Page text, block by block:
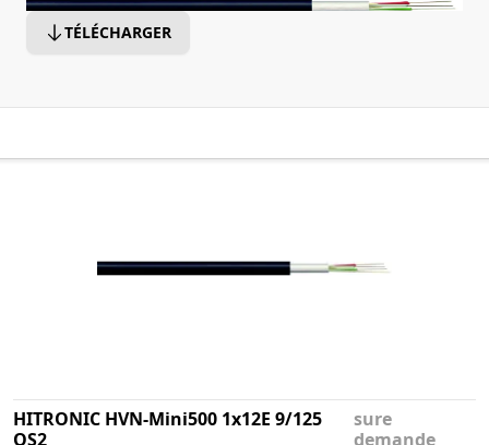
TÉLÉCHARGER
HITRONIC HVN-Mini500 1x12E 9/125
OS2
sure
demande